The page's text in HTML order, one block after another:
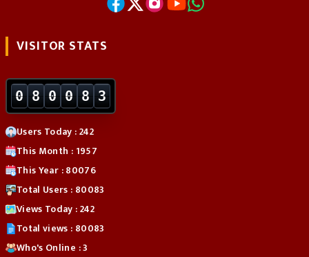
VISITOR STATS
0 8 0 0 8 3
Users Today : 242
This Month : 1957
This Year : 80076
Total Users : 80083
Views Today : 242
Total views : 80083
Who's Online : 3